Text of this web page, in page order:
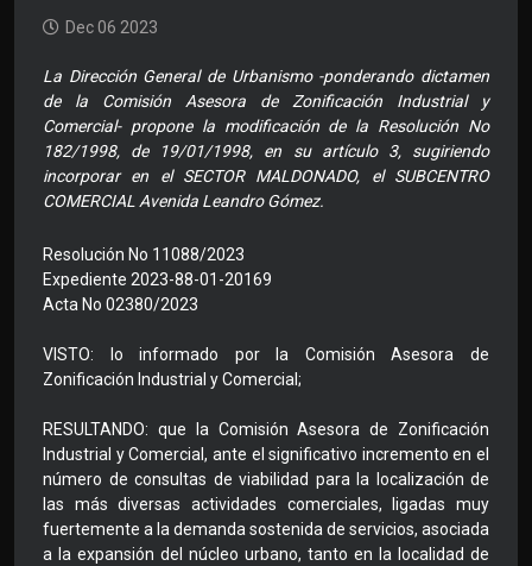
Dec 06 2023
La Dirección General de Urbanismo -ponderando dictamen
de la Comisión Asesora de Zonificación Industrial y
Comercial- propone la modificación de la Resolución No
182/1998, de 19/01/1998, en su artículo 3, sugiriendo
incorporar en el SECTOR MALDONADO, el SUBCENTRO
COMERCIAL Avenida Leandro Gómez.
Resolución No 11088/2023
Expediente 2023-88-01-20169
Acta No 02380/2023
VISTO: lo informado por la Comisión Asesora de
Zonificación Industrial y Comercial;
RESULTANDO: que la Comisión Asesora de Zonificación
Industrial y Comercial, ante el significativo incremento en el
número de consultas de viabilidad para la localización de
las más diversas actividades comerciales, ligadas muy
fuertemente a la demanda sostenida de servicios, asociada
a la expansión del núcleo urbano, tanto en la localidad de